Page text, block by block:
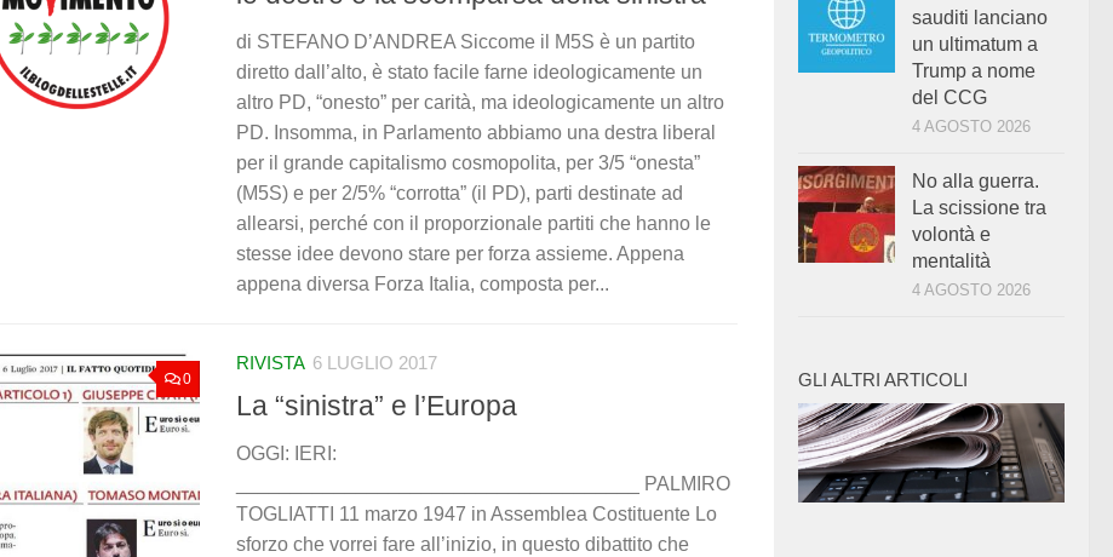
di STEFANO D’ANDREA Siccome il M5S è un partito
diretto dall’alto, è stato facile farne ideologicamente un
altro PD, “onesto” per carità, ma ideologicamente un altro
PD. Insomma, in Parlamento abbiamo una destra liberal
per il grande capitalismo cosmopolita, per 3/5 “onesta”
(M5S) e per 2/5% “corrotta” (il PD), parti destinate ad
allearsi, perché con il proporzionale partiti che hanno le
stesse idee devono stare per forza assieme. Appena
appena diversa Forza Italia, composta per...
0
RIVISTA 6 LUGLIO 2017
La “sinistra” e l’Europa
OGGI: IERI:
_____________________________________ PALMIRO
TOGLIATTI 11 marzo 1947 in Assemblea Costituente Lo
sforzo che vorrei fare all’inizio, in questo dibattito che
sauditi lanciano
un ultimatum a
Trump a nome
del CCG
4 AGOSTO 2026
No alla guerra.
La scissione tra
volontà e
mentalità
4 AGOSTO 2026
GLI ALTRI ARTICOLI